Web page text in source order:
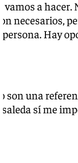
vamos a
necesarios,
Hay
son una
sí me